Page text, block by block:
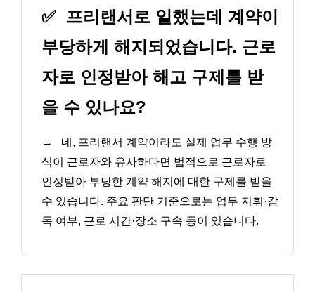
✅ 프리랜서로 일했는데 계약이
부당하게 해지되었습니다. 근로
자로 인정받아 해고 구제를 받
을 수 있나요?
→
네, 프리랜서 계약이라도 실제 업무 수행 방
식이 근로자와 유사하다면 법적으로 근로자로
인정받아 부당한 계약 해지에 대한 구제를 받을
수 있습니다. 주요 판단 기준으로는 업무 지휘·감
독 여부, 근로 시간·장소 구속 등이 있습니다.